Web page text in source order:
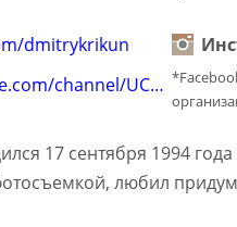
dmitrykrikun
channel/UC…
17 сентября 1994
любил